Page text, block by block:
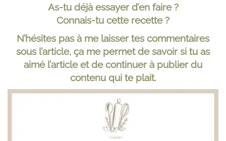
As-tu déjà essayer d’en faire ?
Connais-tu cette recette ?
N’hésites pas à me laisser tes commentaires
sousl’article, ça me permet de savoir si tu as
aimé l’article et de continuer à publier du
contenu qui te plait.